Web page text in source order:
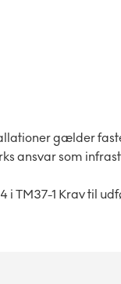
gælder
ansvar som
i TM37-1 Krav til